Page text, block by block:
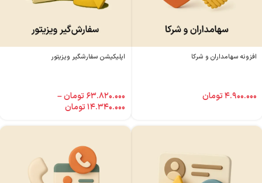
افزونه سهامداران و شرکا
۴.۹۰۰.۰۰۰تومان
اپلیکیشن سفارشگیر ویزیتور
۶۳.۸۲۰.۰۰۰تومان–
۱۴.۳۴۰.۰۰۰تومان